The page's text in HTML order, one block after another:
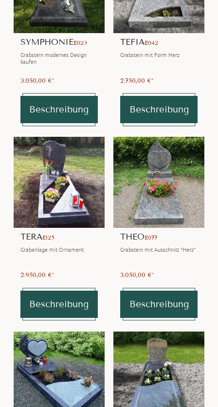
SYMPHONIEE023
Grabstein modernes Design
kaufen
3.050,00 €*
Beschreibung
TEFIAE042
Grabstein mit Form Herz
2.750,00 €*
Beschreibung
TERAE125
Grabanlage mit Ornament
2.950,00 €*
Beschreibung
THEOE077
Grabstein mit Ausschnitt "Herz"
3.050,00 €*
Beschreibung